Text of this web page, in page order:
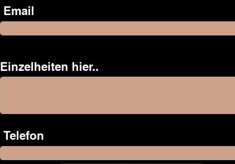
Email
Einzelheiten hier..
Telefon